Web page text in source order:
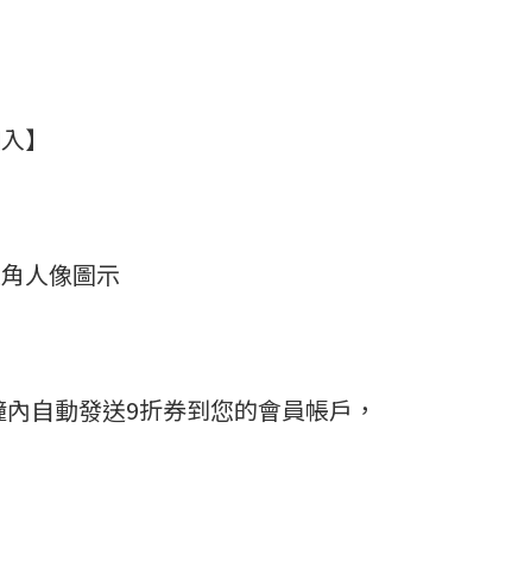
】
人像圖示
自動發送9折券到您的會員帳戶，